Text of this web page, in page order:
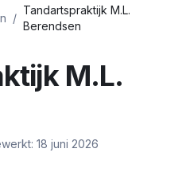
/
Tandartspraktijk M.L.
Berendsen
M.L.
18 juni 2026